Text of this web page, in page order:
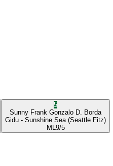
5
Sunny Frank Gonzalo D. Borda
Gidu - Sunshine Sea(Seattle Fitz)
ML9/5